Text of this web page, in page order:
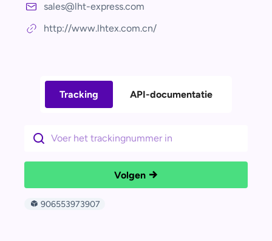
sales@lht-express.com
http://www.lhtex.com.cn/
Tracking API-documentatie
Volgen
906553973907